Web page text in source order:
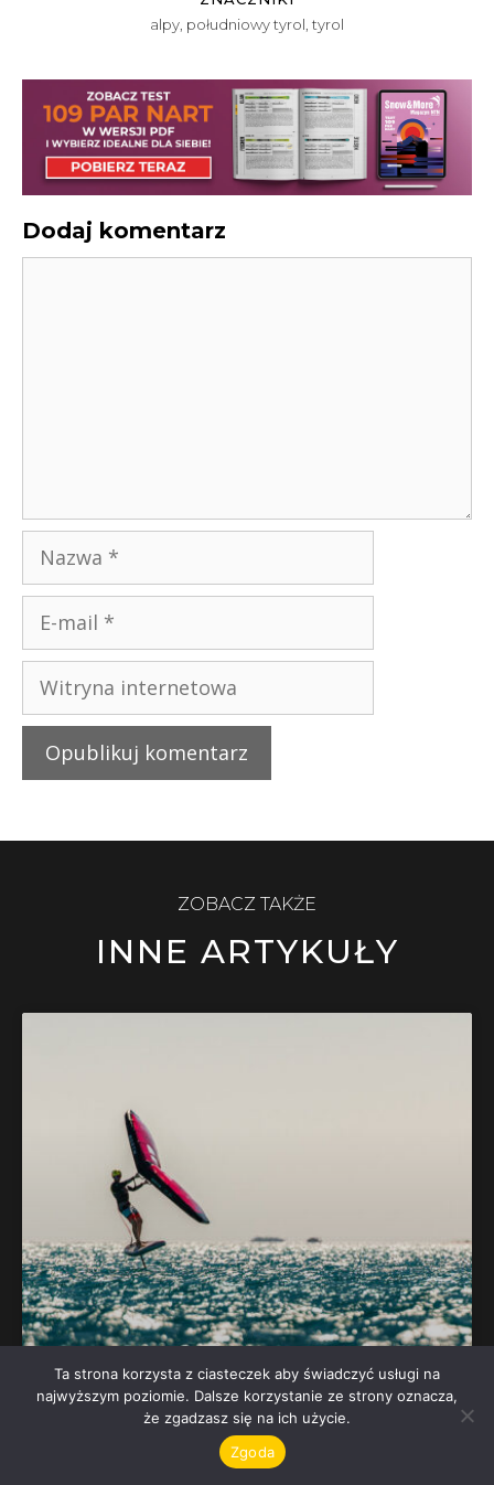
alpy południowy tyrol tyrol
Dodaj komentarz
ZOBACZ TAKŻE
INNE ARTYKUŁY
Ta strona korzysta z ciasteczek aby świadczyć usługi na
najwyższym poziomie. Dalsze korzystanie ze strony oznacza,
że zgadzasz się na ich użycie.
Zgoda